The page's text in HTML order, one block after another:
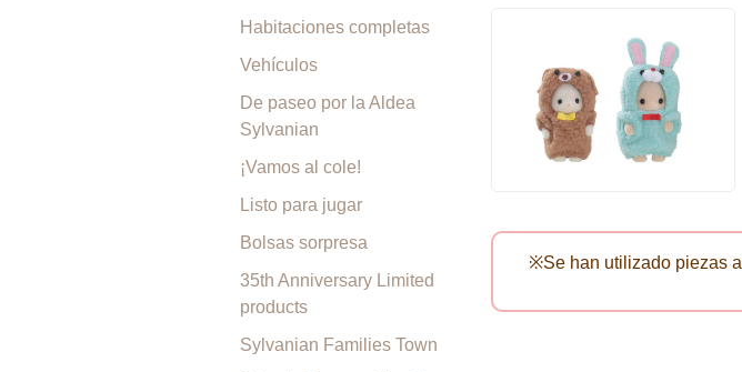
Habitaciones completas
Vehículos
De paseo por la Aldea
Sylvanian
¡Vamos al cole!
Listo para jugar
Bolsas sorpresa
35th Anniversary Limited
products
Sylvanian Families Town
※Se han utilizado piezas